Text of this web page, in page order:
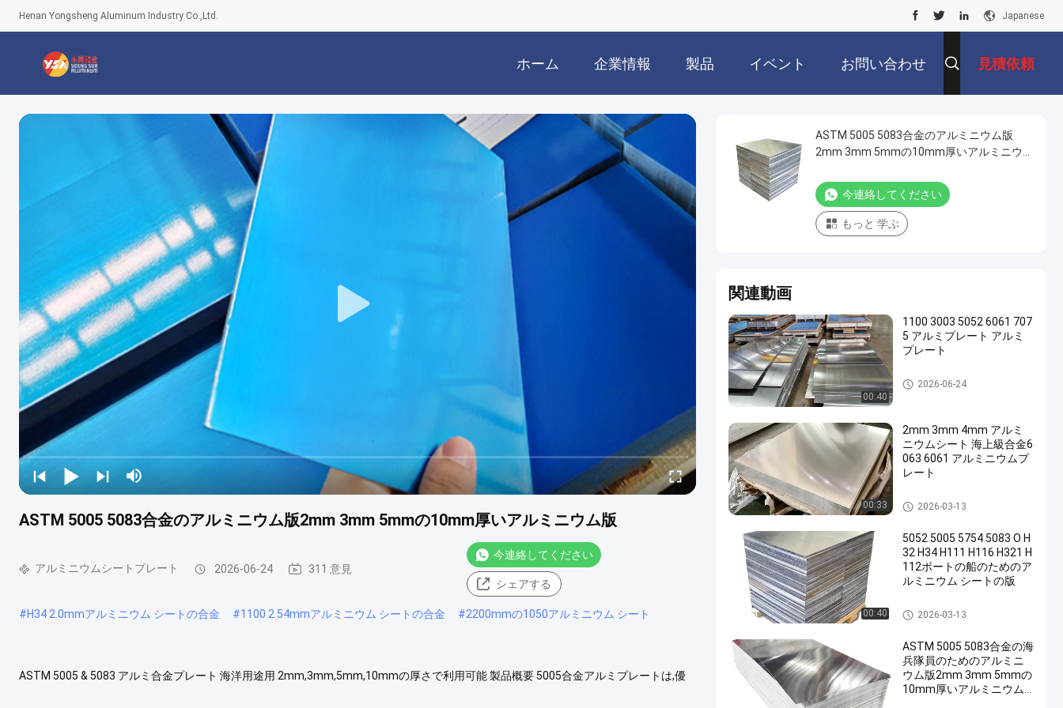
Henan Yongsheng Aluminum Industry Co.,Ltd. Japanese
ホーム 企業情報 製品 イベント お問い合わせ 見積依頼
ASTM 5005 5083合金のアルミニウム版2mm 3mm 5mmの10mm厚いアルミニウム版
アルミニウムシートプレート 2026-06-24 311 意見
今連絡してください
シェアする
#H34 2.0mmアルミニウム シートの合金 #1100 2.54mmアルミニウム シートの合金 #2200mmの1050アルミニウム シート
ASTM 5005 & 5083 アルミ合金プレート 海洋用途用 2mm,3mm,5mm,10mmの厚さで利用可能 製品概要 5005合金アルミプレートは,優
ASTM 5005 5083合金のアルミニウム版
2mm 3mm 5mmの10mm厚いアルミニウム
今連絡してください
もっと 学ぶ
関連動画
00:40
1100 3003 5052 6061 707
5 アルミプレート アルミ
プレート
アルミニウムシートプレート
2026-06-24
00:33
2mm 3mm 4mm アルミ
ニウムシート 海上級合金6
063 6061 アルミニウムプ
レート
アルミニウムシートプレート
2026-03-13
00:40
5052 5005 5754 5083 O H
32 H34 H111 H116 H321 H
112ボートの船のためのア
ルミニウム シートの版
アルミニウムシートプレート
2026-03-13
ASTM 5005 5083合金の海
兵隊員のためのアルミニ
ウム版2mm 3mm 5mmの
10mm厚いアルミニウム